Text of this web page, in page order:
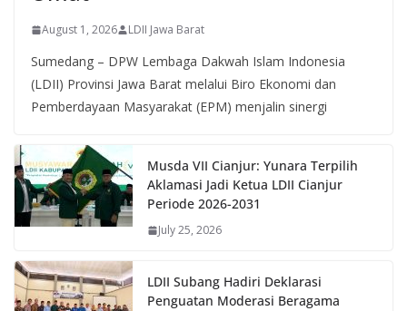
August 1, 2026 LDII Jawa Barat
Sumedang – DPW Lembaga Dakwah Islam Indonesia
(LDII) Provinsi Jawa Barat melalui Biro Ekonomi dan
Pemberdayaan Masyarakat (EPM) menjalin sinergi
Musda VII Cianjur: Yunara Terpilih
Aklamasi Jadi Ketua LDII Cianjur
Periode 2026-2031
July 25, 2026
LDII Subang Hadiri Deklarasi
Penguatan Moderasi Beragama